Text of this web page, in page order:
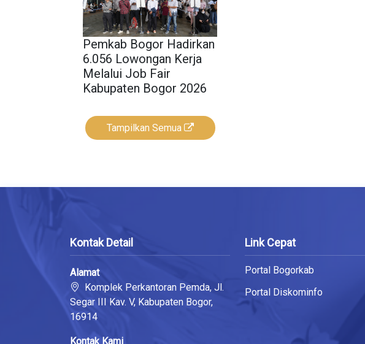
Pemkab Bogor Hadirkan
6.056 Lowongan Kerja
Melalui Job Fair
Kabupaten Bogor 2026
Tampilkan Semua
Kontak Detail
Alamat
Komplek Perkantoran Pemda, Jl.
Segar III Kav. V, Kabupaten Bogor,
16914
Kontak Kami
Link Cepat
Portal Bogorkab
Portal Diskominfo